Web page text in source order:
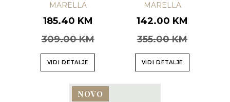
MARELLA
185.40 KM
309.00 KM
VIDI DETALJE
MARELLA
142.00 KM
355.00 KM
VIDI DETALJE
NOVO